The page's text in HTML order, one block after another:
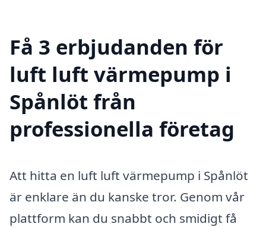
Få 3 erbjudanden för
luft luft värmepump i
Spånlöt från
professionella företag
Att hitta en luft luft värmepump i Spånlöt
är enklare än du kanske tror. Genom vår
plattform kan du snabbt och smidigt få